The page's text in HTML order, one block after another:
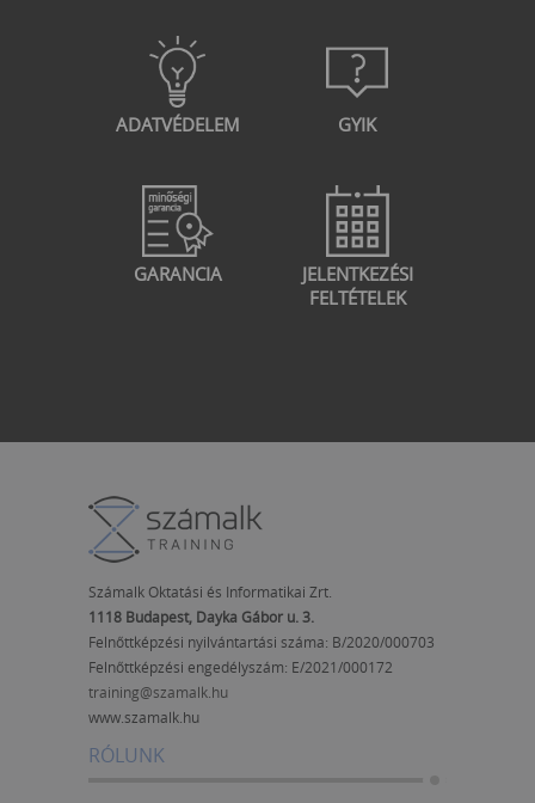
ADATVÉDELEM GYIK
GARANCIA
JELENTKEZÉSI
FELTÉTELEK
Számalk Oktatási és Informatikai Zrt.
1118 Budapest, Dayka Gábor u. 3.
Felnőttképzési nyilvántartási száma: B/2020/000703
Felnőttképzési engedélyszám: E/2021/000172
training@szamalk.hu
www.szamalk.hu
RÓLUNK